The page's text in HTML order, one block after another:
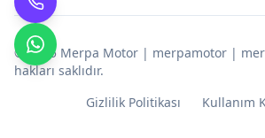
© 2025 Merpa Motor | merpamotor |
hakları saklıdır.
Gizlilik Politikası
Kullanım